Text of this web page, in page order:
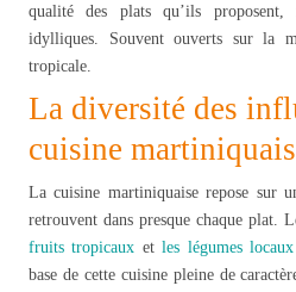
qualité des plats qu’ils
idylliques. Souvent ouverts sur la
tropicale.
La diversité des
cuisine
La cuisine martiniquaise repose sur
retrouvent dans presque chaque plat.
fruits tropicaux etles légumes locaux
base de cette cuisine pleine de